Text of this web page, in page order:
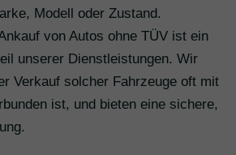
Modell oder Zustand.
von Autos ohne TÜV ist ein
unserer Dienstleistungen. Wir
Verkauf solcher Fahrzeuge oft mit
ist, und bieten eine sichere,